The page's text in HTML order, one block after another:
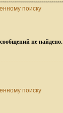
поиску
не найдено.
поиску